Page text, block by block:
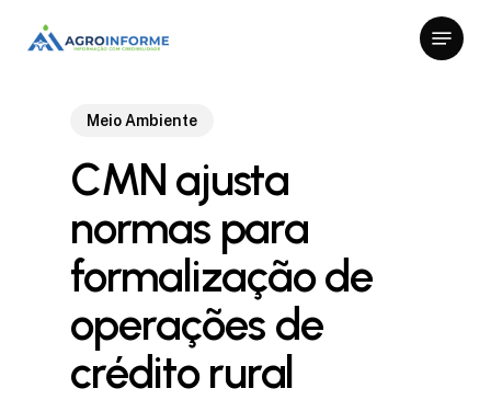
Menu
Meio Ambiente
CMN ajusta
normas para
formalização de
operações de
crédito rural